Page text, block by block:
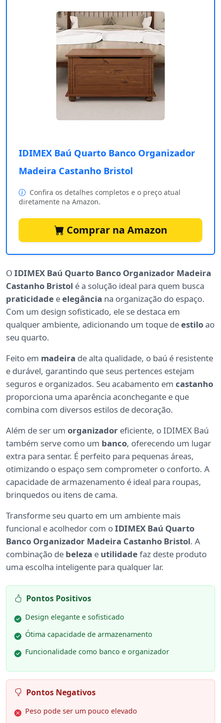
IDIMEX Baú Quarto Banco Organizador
Madeira Castanho Bristol
Confira os detalhes completos e o preço atual
diretamente na Amazon.
Comprar na Amazon
O IDIMEX Baú Quarto Banco Organizador Madeira
Castanho Bristol é a solução ideal para quem busca
praticidade eelegância na organização do espaço.
Com um design sofisticado, ele se destaca em
qualquer ambiente, adicionando um toque deestiloao
seu quarto.
Feito em madeira de alta qualidade, o baú é resistente
e durável, garantindo que seus pertences estejam
seguros e organizados. Seu acabamento em castanho
proporciona uma aparência aconchegante e que
combina com diversos estilos de decoração.
Além de ser um organizador eficiente, o IDIMEX Baú
também serve como um banco, oferecendo um lugar
extra para sentar. É perfeito para pequenas áreas,
otimizando o espaço sem comprometer o conforto. A
capacidade de armazenamento é ideal para roupas,
brinquedos ou itens de cama.
Transforme seu quarto em um ambiente mais
funcional e acolhedor com oIDIMEX Baú Quarto
Banco Organizador Madeira Castanho Bristol. A
combinação de beleza e utilidadefaz deste produto
uma escolha inteligente para qualquer lar.
Pontos Positivos
Design elegante e sofisticado
Ótima capacidade de armazenamento
Funcionalidade como banco e organizador
Pontos Negativos
Peso pode ser um pouco elevado